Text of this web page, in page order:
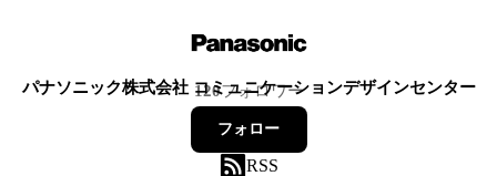
パナソニック株式会社 コミュニケーションデザインセンター
120フォロワー
フォロー
RSS